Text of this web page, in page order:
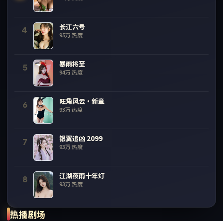
4 长江六号
95万热度
5 暴雨将至
94万热度
6 旺角风云·新章
93万热度
7 银翼追凶 2099
93万热度
8 江湖夜雨十年灯
93万热度
热播剧场